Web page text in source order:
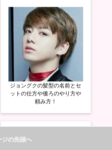
ジョングクの髪型の名前とセ
ットの仕方や後ろのやり方や
頼み方！
ジの先頭へ